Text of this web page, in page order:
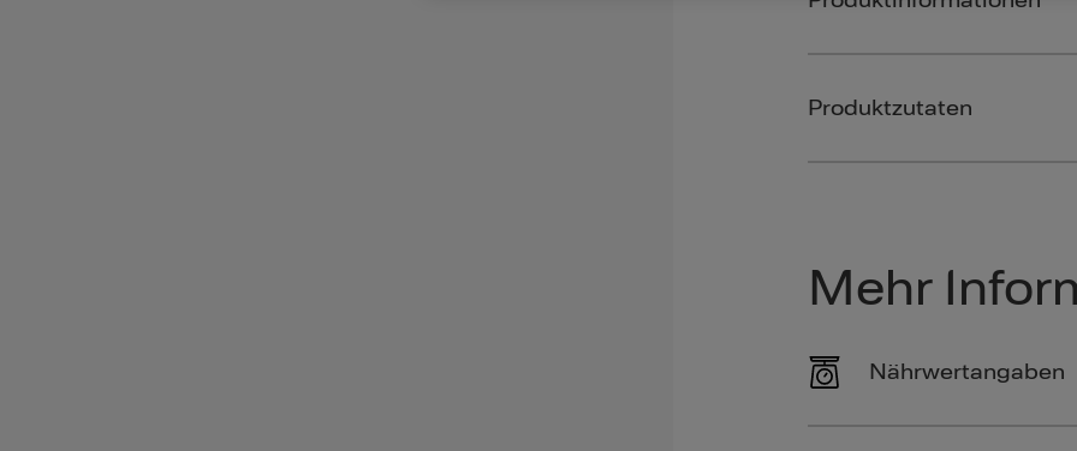
Produktzutaten
Mehr
Nährwertangaben